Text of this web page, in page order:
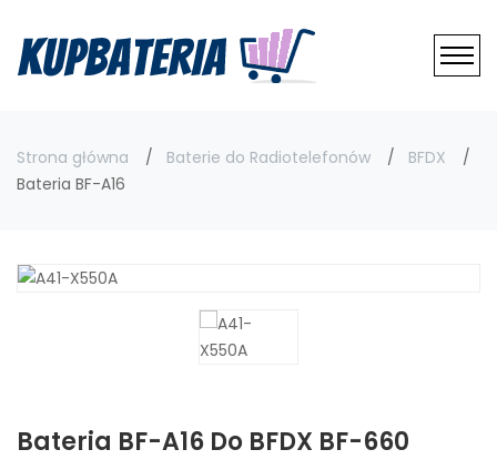
Strona główna Baterie do Radiotelefonów
BFDX
Bateria BF-A16
Bateria BF-A16 Do BFDX BF-660